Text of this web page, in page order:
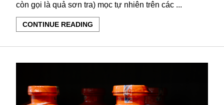
còn gọi là quả sơn tra) mọc tự nhiên trên các ...
CONTINUE READING